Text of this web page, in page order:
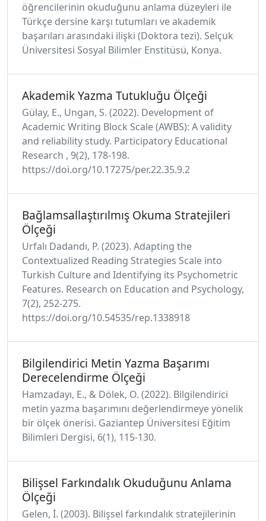
öğrencilerinin okuduğunu anlama düzeyleri ile
Türkçe dersine karşı tutumları ve akademik
başarıları arasındaki ilişki (Doktora tezi). Selçuk
Üniversitesi Sosyal Bilimler Enstitüsü, Konya.
Akademik Yazma Tutukluğu Ölçeği
Gülay, E., Ungan, S. (2022). Development of
Academic Writing Block Scale (AWBS): A validity
and reliability study. Participatory Educational
Research , 9(2), 178-198.
https://doi.org/10.17275/per.22.35.9.2
Bağlamsallaştırılmış Okuma Stratejileri
Ölçeği
Urfalı Dadandı, P. (2023). Adapting the
Contextualized Reading Strategies Scale into
Turkish Culture and Identifying its Psychometric
Features. Research on Education and Psychology,
7(2), 252-275.
https://doi.org/10.54535/rep.1338918
Bilgilendirici Metin Yazma Başarımı
Derecelendirme Ölçeği
Hamzadayı, E., & Dölek, O. (2022). Bilgilendirici
metin yazma başarımını değerlendirmeye yönelik
bir ölçek önerisi. Gaziantep Üniversitesi Eğitim
Bilimleri Dergisi, 6(1), 115-130.
Bilişsel Farkındalık Okuduğunu Anlama
Ölçeği
Gelen, İ. (2003). Bilişsel farkındalık stratejilerinin